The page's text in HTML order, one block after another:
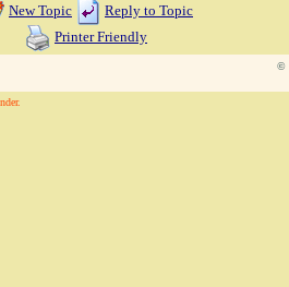
New Topic
Reply to Topic
Printer Friendly
©